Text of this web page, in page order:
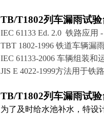
TB/T1802列车漏雨试验
IEC 61133 Ed. 2.0 铁路应
TBT 1802-1996 铁道车辆漏
IEC 61133-2006 车辆组装和
JIS E 4022-1999方法用于铁
TB/T1802列车漏雨试验
为了及时给水池补水，特设